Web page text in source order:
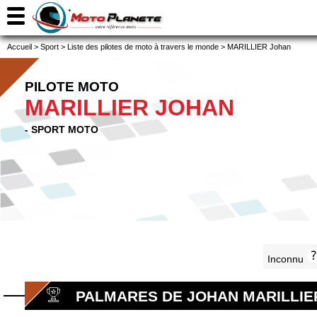
Accueil > Sport > Liste des pilotes de moto à travers le monde > MARILLIER Johan
PILOTE MOTO
MARILLIER JOHAN
- SPORT MOTO
Inconnu
PALMARES DE JOHAN